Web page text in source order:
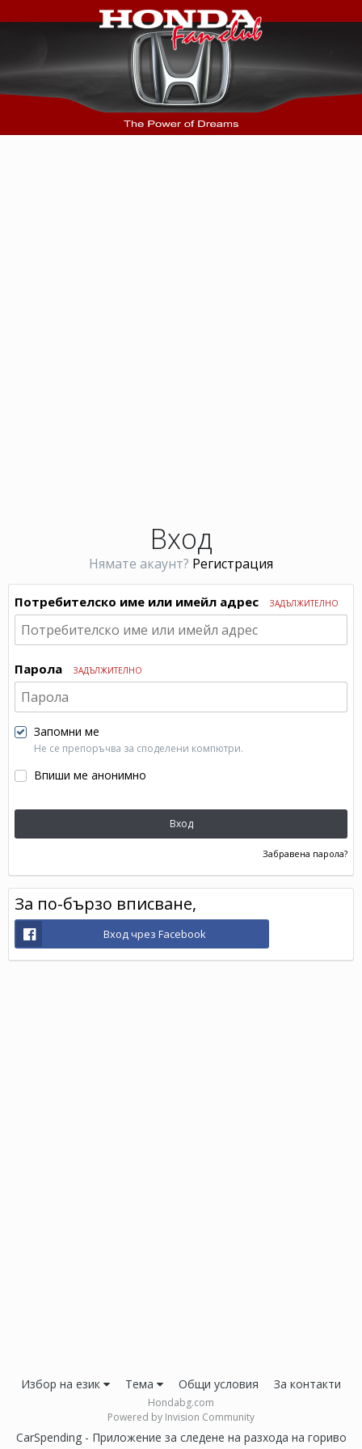
Вход
Нямате акаунт? Регистрация
Потребителско име или имейл адрес ЗАДЪЛЖИТЕЛНО
Парола ЗАДЪЛЖИТЕЛНО
Запомни ме
Не се препоръчва за споделени компютри.
Впиши ме анонимно
Вход
Забравена парола?
За по-бързо вписване,
Вход чрез Facebook
Избор на език Тема Общи условия За контакти
Hondabg.com
Powered by Invision Community
CarSpending - Приложение за следене на разхода на гориво